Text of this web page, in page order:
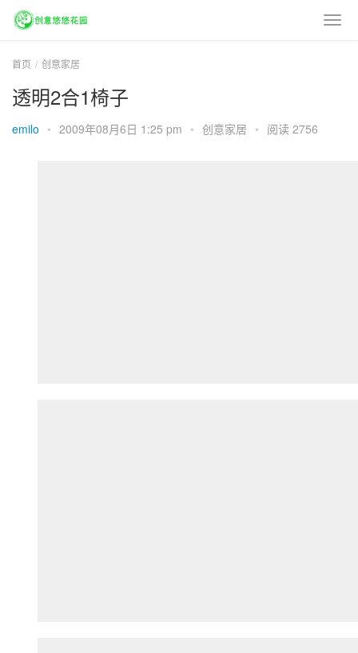
首页 创意家居
透明2合1椅子
emilo • 2009年08月6日 1:25 pm • 创意家居 • 阅读 2756